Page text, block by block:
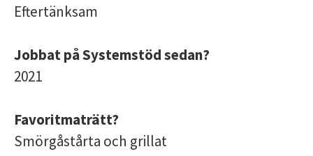
Eftertänksam
Jobbat på Systemstöd sedan?
2021
Favoritmaträtt?
Smörgåstårta och grillat